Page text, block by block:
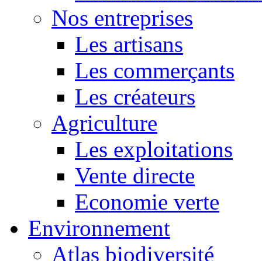
Nos entreprises
Les artisans
Les commerçants
Les créateurs
Agriculture
Les exploitations
Vente directe
Economie verte
Environnement
Atlas biodiversité